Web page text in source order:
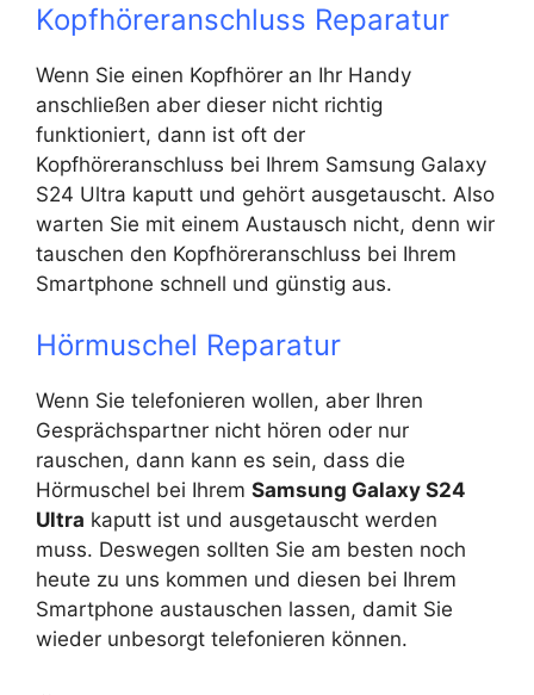
Kopfhöreranschluss Reparatur
Wenn Sie einen Kopfhörer an Ihr Handy
anschließen aber dieser nicht richtig
funktioniert, dann ist oft der
Kopfhöreranschluss bei Ihrem Samsung Galaxy
S24 Ultra kaputt und gehört ausgetauscht. Also
warten Sie mit einem Austausch nicht, denn wir
tauschen den Kopfhöreranschluss bei Ihrem
Smartphone schnell und günstig aus.
Hörmuschel Reparatur
Wenn Sie telefonieren wollen, aber Ihren
Gesprächspartner nicht hören oder nur
rauschen, dann kann es sein, dass die
Hörmuschel bei Ihrem Samsung Galaxy S24
Ultra kaputt ist und ausgetauscht werden
muss. Deswegen sollten Sie am besten noch
heute zu uns kommen und diesen bei Ihrem
Smartphone austauschen lassen, damit Sie
wieder unbesorgt telefonieren können.